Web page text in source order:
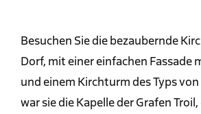
Besuchen Sie die bezaubernde
Dorf, mit einer einfachen Fassade
und einem Kirchturm des Typs
war sie die Kapelle der Grafen